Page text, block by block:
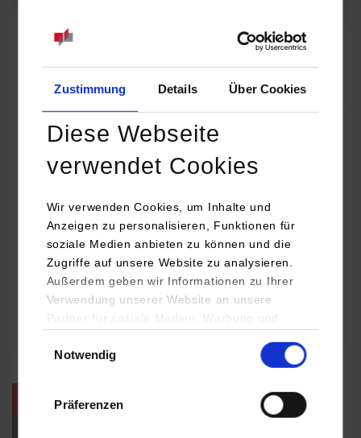
Zustimmung Details Über Cookies
Diese Webseite
verwendet Cookies
Wir verwenden Cookies, um Inhalte und
Anzeigen zu personalisieren, Funktionen für
soziale Medien anbieten zu können und die
Zugriffe auf unsere Website zu analysieren.
Außerdem geben wir Informationen zu Ihrer
Verwendung unserer Website an unsere
Partner für soziale Medien, Werbung und
YouTube, Google Maps) führen diese
Daten zusammen, die Sie ihnen bereitgestellt
haben oder die sie im Rahmen Ihrer Nutzung
Notwendig
Präferenzen
Online INDIS-Infoveranstaltung für Studierende
Zum Event
Technologietag: Clean Urban Transportation –
nachhaltige Mobilität im (sub)urbanen Umfeld
16.09.2026 - 17.09.2026
Im Mittelpunkt stehen elektrische Antriebe, moderne
Batterietechnologien und innovative Fahrzeugkonzepte für
nachhaltige Mobilität in Stadt und…
weitere Veranstaltungen / Termine